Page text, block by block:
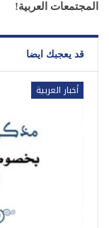
المجتمعات العربية!
قد يعجبك ايضا
أخبار العربية